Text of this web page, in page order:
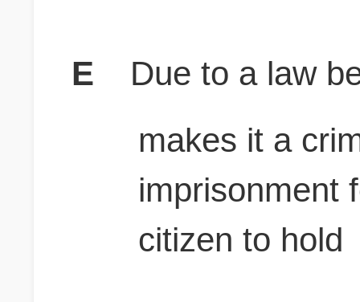
E
Due to a law
makes it a
imprisonment
citizen to hold